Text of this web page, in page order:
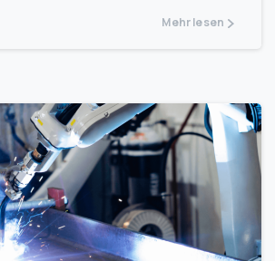
Mehr lesen